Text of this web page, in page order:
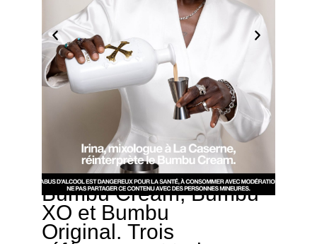
03/07/2026
Bumbu Cream, Bumbu
XO et Bumbu
Original. Trois